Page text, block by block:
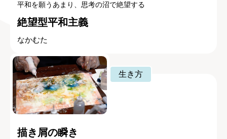
平和を願うあまり、思考の沼で絶望する
絶望型平和主義
なかむた
生き方
描き屑の瞬き